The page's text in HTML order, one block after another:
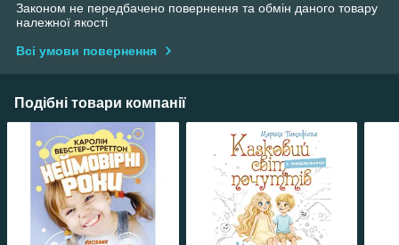
Законом не передбачено повернення та обмін даного товару
належної якості
Всі умови повернення
Подібні товари компанії